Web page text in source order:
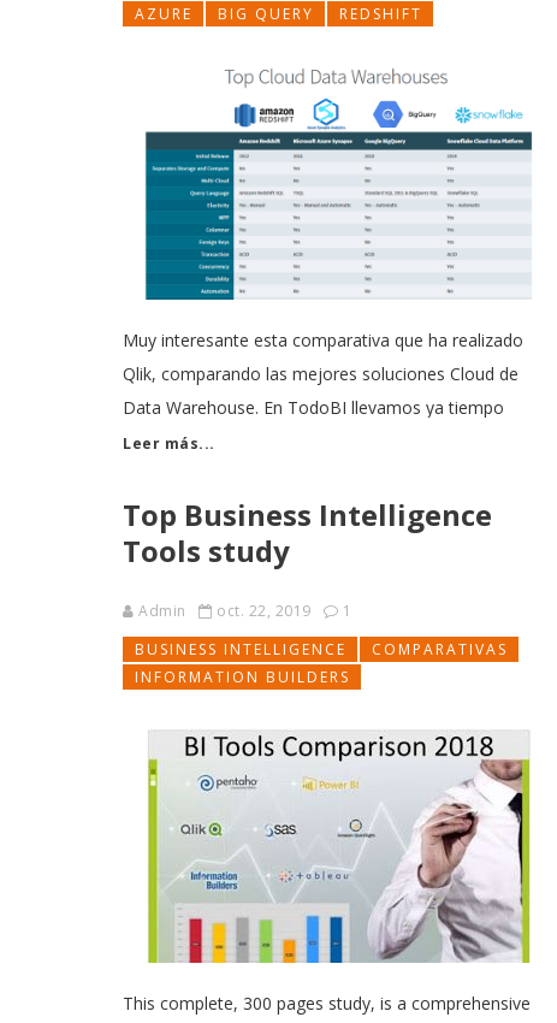
AZURE
BIG QUERY REDSHIFT
Muy interesante esta comparativa que ha realizado
Qlik, comparando las mejores soluciones Cloud de
Data Warehouse. En TodoBI llevamos ya tiempo
comentando sobre muchas de ellas. Las empresas han
nube, de forma que les permite crear modernos Data
Lakes, utilizando algoritmos
Leer más...
Top Business Intelligence
Tools study
Admin oct. 22, 2019
1
BUSINESS INTELLIGENCE
COMPARATIVAS
INFORMATION BUILDERS
This complete, 300 pages study, is a comprehensive